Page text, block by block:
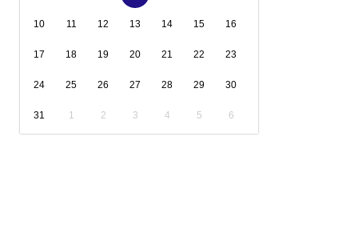
10 11 12 13 14 15 16
17 18 19 20 21 22 23
24 25 26 27 28 29 30
31 1 2 3 4 5 6